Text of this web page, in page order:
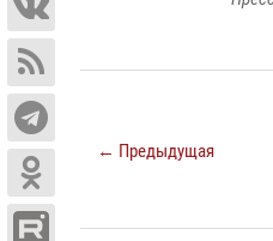
← Предыдущая